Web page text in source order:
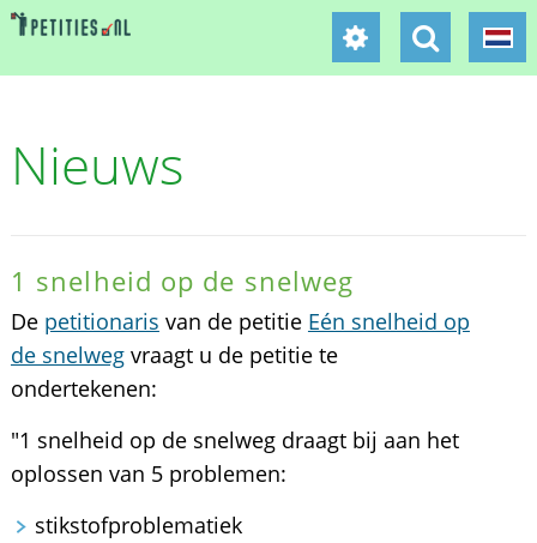
Nieuws
1 snelheid op de snelweg
De petitionaris van de petitie Eén snelheid op
de snelwegvraagt u de petitie te
ondertekenen:
"1 snelheid op de snelweg draagt bij aan het
oplossen van 5 problemen:
stikstofproblematiek